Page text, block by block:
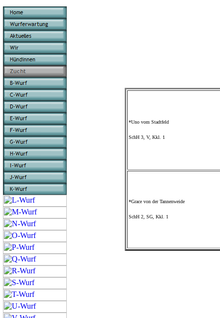
*Uno vom Stadtfeld
SchH 3, V, Kkl. 1
*Grace von der Tannenweide
SchH 2, SG, Kkl. 1